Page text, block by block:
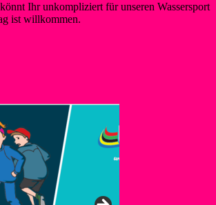
Ihr unkompliziert für unseren Wassersport
ist willkommen.